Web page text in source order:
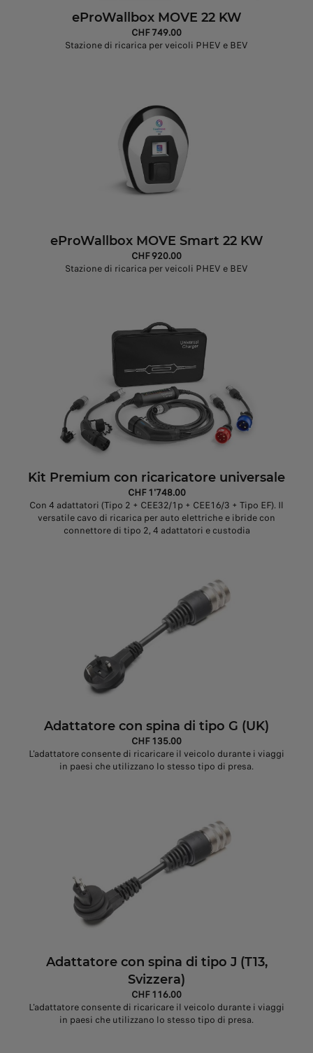
eProWallbox MOVE 22 KW
CHF 749.00
Stazione di ricarica per veicoli PHEV e BEV
eProWallbox MOVE Smart 22 KW
CHF 920.00
Stazione di ricarica per veicoli PHEV e BEV
Kit Premium con ricaricatore universale
CHF 1'748.00
Con 4 adattatori (Tipo 2 + CEE32/1p + CEE16/3 + Tipo EF). Il
versatile cavo di ricarica per auto elettriche e ibride con
connettore di tipo 2, 4 adattatori e custodia
Adattatore con spina di tipo G (UK)
CHF 135.00
L'adattatore consente di ricaricare il veicolo durante i viaggi
in paesi che utilizzano lo stesso tipo di presa.
Adattatore con spina di tipo J (T13,
Svizzera)
CHF 116.00
L'adattatore consente di ricaricare il veicolo durante i viaggi
in paesi che utilizzano lo stesso tipo di presa.